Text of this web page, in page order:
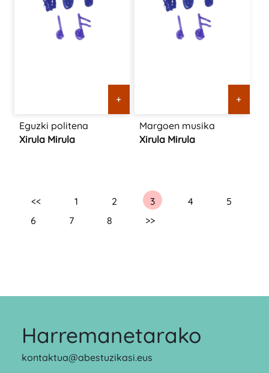
+
Eguzki politena
Xirula Mirula
+
Margoen musika
Xirula Mirula
<< 1 2 3 4
5
6
7 8 >>
Harremanetarako
kontaktua@abestuzikasi.eus